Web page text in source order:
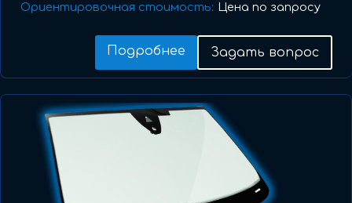
Ориентировочная стоимость: Цена по запросу
Подробнее Задать вопрос